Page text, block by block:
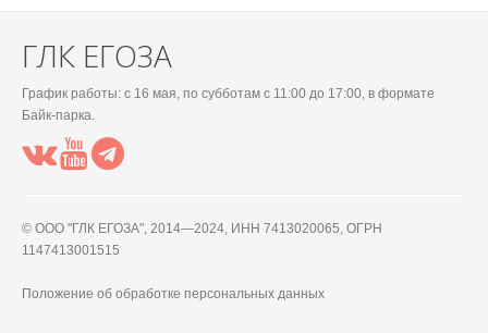
ГЛК ЕГОЗА
График работы: c 16 мая, по субботам с 11:00 до 17:00, в формате
Байк-парка.
© OOO "ГЛК ЕГОЗА", 2014—2024, ИНН 7413020065, ОГРН
1147413001515
Положение об обработке персональных данных